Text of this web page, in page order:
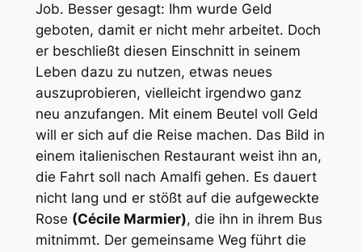
Job. Besser gesagt: Ihm wurde Geld
geboten, damit er nicht mehr arbeitet. Doch
er beschließt diesen Einschnitt in seinem
Leben dazu zu nutzen, etwas neues
auszuprobieren, vielleicht irgendwo ganz
neu anzufangen. Mit einem Beutel voll Geld
will er sich auf die Reise machen. Das Bild in
einem italienischen Restaurant weist ihn an,
die Fahrt soll nach Amalfi gehen. Es dauert
nicht lang und er stößt auf die aufgeweckte
Rose (Cécile Marmier), die ihn in ihrem Bus
mitnimmt. Der gemeinsame Weg führt die